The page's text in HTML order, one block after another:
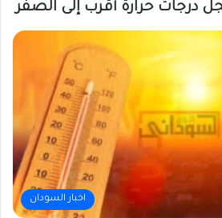
درجات حرارة أقرب إلى الصفر
اخبار السودان